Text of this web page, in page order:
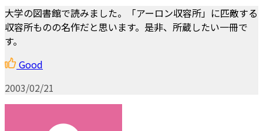
大学の図書館で読みました。「アーロン収容所」に匹敵する
収容所ものの名作だと思います。是非、所蔵したい一冊で
す。
Good
2003/02/21